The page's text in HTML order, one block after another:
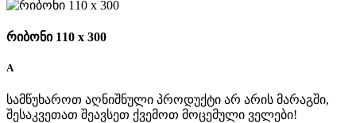
რიბონი 110 x 300
A
სამწუხაროთ აღნიშნული პროდუქტი არ არის მარაგში,
შესაკვეთათ შეავსეთ ქვემოთ მოცემული ველები!